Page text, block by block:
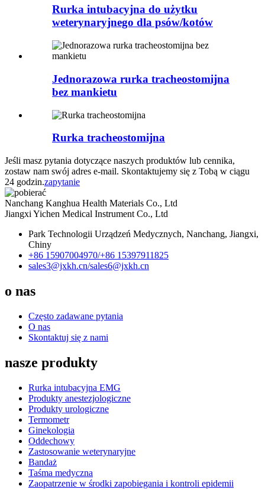
Rurka intubacyjna do użytku
weterynaryjnego dla psów/kotów
Jednorazowa rurka tracheostomijna
bez mankietu
Rurka tracheostomijna
Jeśli masz pytania dotyczące naszych produktów lub cennika,
zostaw nam swój adres e-mail. Skontaktujemy się z Tobą w ciągu
24 godzin.zapytanie
Nanchang Kanghua Health Materials Co., Ltd
Jiangxi Yichen Medical Instrument Co., Ltd
Park Technologii Urządzeń Medycznych, Nanchang, Jiangxi,
Chiny
+86 15907004970/+86 15397911825
sales3@jxkh.cn/sales6@jxkh.cn
o nas
Często zadawane pytania
O nas
Skontaktuj się z nami
nasze produkty
Rurka intubacyjna EMG
Produkty anestezjologiczne
Produkty urologiczne
Termometr
Ginekologia
Oddechowy
Zastosowanie weterynaryjne
Bandaż
Taśma medyczna
Zaopatrzenie w środki zapobiegania i kontroli epidemii